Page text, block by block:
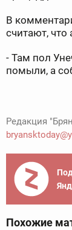
В
считают, что
- Там пол
помыли, а
Редакция
Похожие